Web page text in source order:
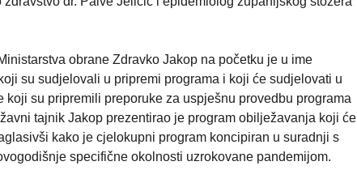
obrane Zdravko Jakop na početku je u ime
su sudjelovali u pripremi programa i koji će sudjelovati u
su pripremili preporuke za uspješnu provedbu programa
tajnik Jakop prezentirao je program obilježavanja koji će
kako je cjelokupni program koncipiran u suradnji s
specifične okolnosti uzrokovane pandemijom.